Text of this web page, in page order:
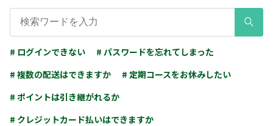
# ログインできない
# パスワードを忘れてしまった
# 複数の配送はできますか
# 定期コースをお休みしたい
# ポイントは引き継がれるか
# クレジットカード払いはできますか